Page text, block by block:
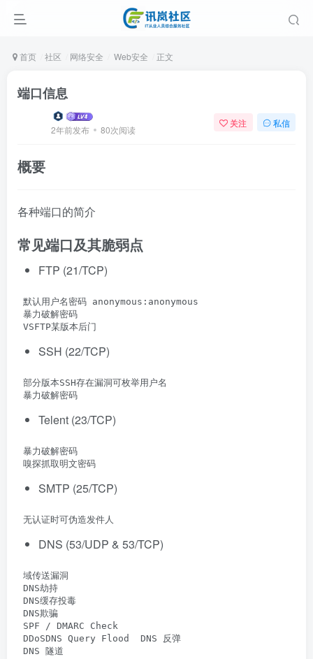
首页 社区 网络安全 Web安全 正文
端口信息
2年前发布 80次阅读
关注 私信
概要
各种端口的简介
常见端口及其脆弱点
FTP (21/TCP)
默认用户名密码 anonymous:anonymous
暴力破解密码
VSFTP某版本后门
SSH (22/TCP)
部分版本SSH存在漏洞可枚举用户名
暴力破解密码
Telent (23/TCP)
暴力破解密码
嗅探抓取明文密码
SMTP (25/TCP)
无认证时可伪造发件人
DNS (53/UDP & 53/TCP)
域传送漏洞
DNS劫持
DNS缓存投毒
DNS欺骗
SPF / DMARC Check
DDoSDNS Query Flood  DNS 反弹
DNS 隧道